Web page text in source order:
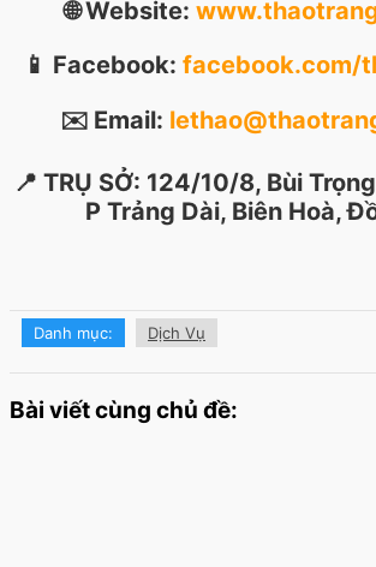
🌐 Website:
📱 Facebook: facebook.com/
✉️ Email:
📍 TRỤ SỞ: 124/10/8, Bùi
P Trảng Dài, Biên Hoà,
Danh mục: Dịch Vụ
Bài viết cùng chủ đề: